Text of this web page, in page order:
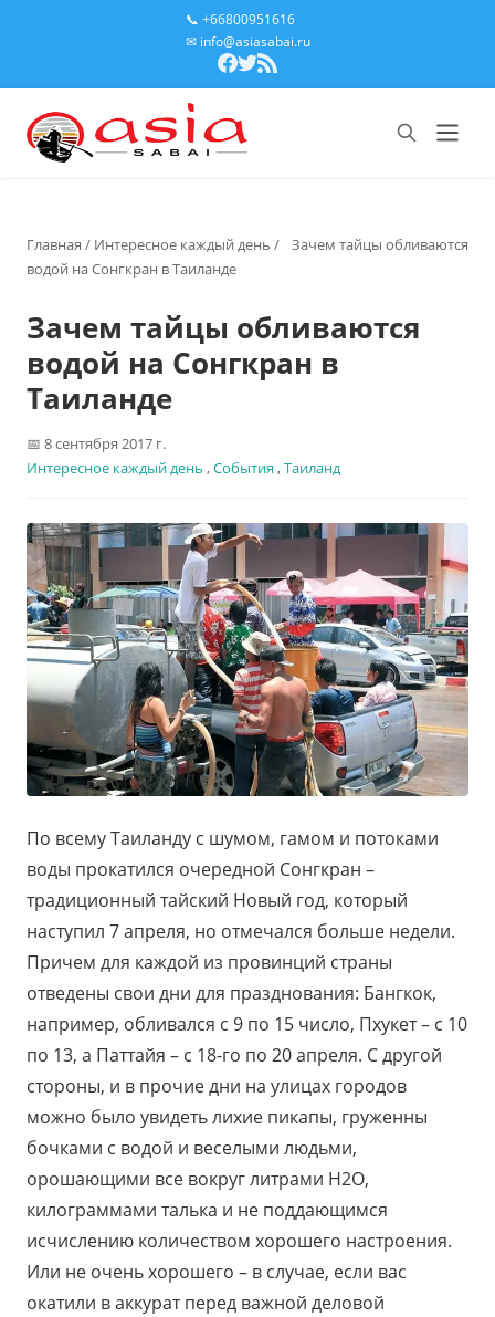
📞 +66800951616
✉ info@asiasabai.ru
Главная / Интересное каждый день /
Зачем тайцы обливаются
водой на Сонгкран в Таиланде
Зачем тайцы обливаются
водой на Сонгкран в
Таиланде
8 сентября 2017 г.
Интересное каждый день ,События ,Таиланд
По всему Таиланду с шумом, гамом и потоками
воды прокатился очередной Сонгкран –
традиционный тайский Новый год, который
наступил 7 апреля, но отмечался больше недели.
Причем для каждой из провинций страны
отведены свои дни для празднования: Бангкок,
например, обливался с 9 по 15 число, Пхукет – с 10
по 13, а Паттайя – с 18-го по 20 апреля. С другой
стороны, и в прочие дни на улицах городов
можно было увидеть лихие пикапы, груженны
бочками с водой и веселыми людьми,
орошающими все вокруг литрами Н2О,
килограммами талька и не поддающимся
исчислению количеством хорошего настроения.
Или не очень хорошего – в случае, если вас
окатили в аккурат перед важной деловой